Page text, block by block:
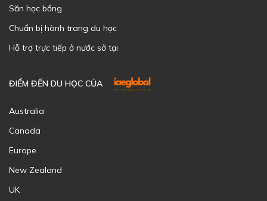
Săn học bổng
Chuẩn bị hành trang du học
Hỗ trợ trực tiếp ở nước sở tại
ĐIỂM ĐẾN DU HỌC CỦA
Australia
Canada
Europe
New Zealand
UK